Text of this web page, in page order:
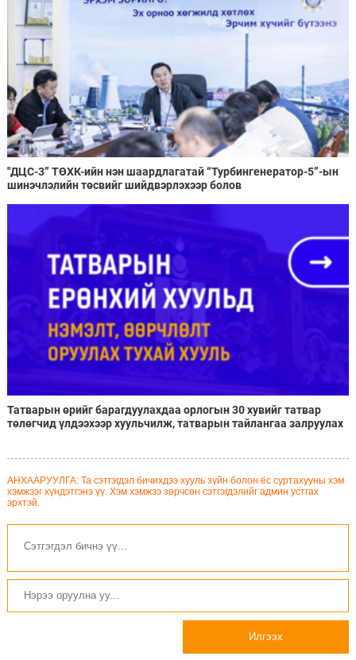
"ДЦС-3” ТӨХК-ийн нэн шаардлагатай “Турбингенератор-5”-ын
шинэчлэлийн төсвийг шийдвэрлэхээр болов
Татварын өрийг барагдуулахдаа орлогын 30 хувийг татвар
төлөгчид үлдээхээр хуульчилж, татварын тайлангаа залруулах
АНХААРУУЛГА: Та сэтгэгдэл бичихдээ хууль зүйн болон ёс суртахууны хэм
хэмжээг хүндэтгэнэ үү. Хэм хэмжээ зөрчсөн сэтгэгдэлийг админ устгах
эрхтэй.
Илгээх